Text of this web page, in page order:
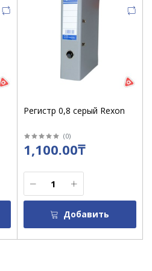
Регистр 0,8 серый Rexon
(0)
1,100.00₸
Добавить